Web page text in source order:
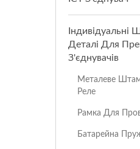
Індивідуальні
Деталі Для
З'єднувачів
Металеве
Реле
Рамка Для
Батарейна